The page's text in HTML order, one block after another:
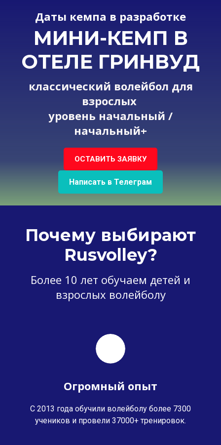
Даты кемпа в разработке
МИНИ-КЕМП В
ОТЕЛЕ ГРИНВУД
классический волейбол для
взрослых
уровень начальный /
начальный+
ОСТАВИТЬ ЗАЯВКУ
Написать в Телеграм
Почему выбирают
Rusvolley?
Более 10 лет обучаем детей и
взрослых волейболу
Огромный опыт
С 2013 года обучили волейболу более 7300
учеников и провели 37000+ тренировок.